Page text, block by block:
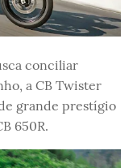
conciliar
a CB Twister
grande prestígio
650R.